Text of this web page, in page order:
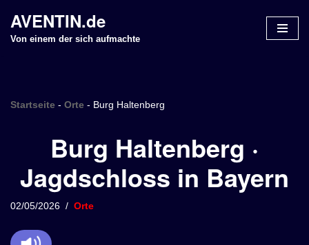
Z
n
p
i
AVENTIN.de
Von einem der sich aufmachte
Startseite - Orte - Burg Haltenberg
Burg Haltenberg ·
Jagdschloss in Bayern
02/05/2026 Orte